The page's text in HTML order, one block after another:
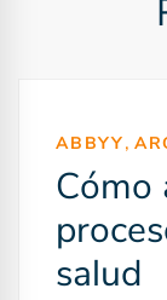
ABBYY,
Cómo
salud